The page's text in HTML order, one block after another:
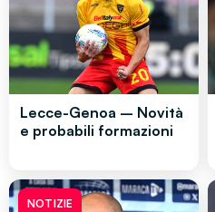
Lecce-Genoa – Novità
e probabili formazioni
NOTIZIE